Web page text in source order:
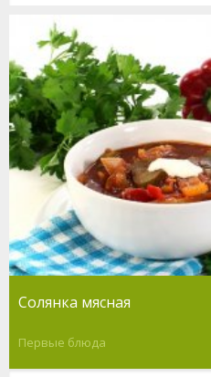
Солянка мясная
Первые блюда